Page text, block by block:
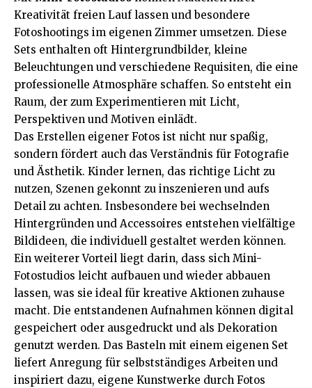
Kreativität freien Lauf lassen und besondere
Fotoshootings im eigenen Zimmer umsetzen. Diese
Sets enthalten oft Hintergrundbilder, kleine
Beleuchtungen und verschiedene Requisiten, die eine
professionelle Atmosphäre schaffen. So entsteht ein
Raum, der zum Experimentieren mit Licht,
Perspektiven und Motiven einlädt.
Das Erstellen eigener Fotos ist nicht nur spaßig,
sondern fördert auch das Verständnis für Fotografie
und Ästhetik. Kinder lernen, das richtige Licht zu
nutzen, Szenen gekonnt zu inszenieren und aufs
Detail zu achten. Insbesondere bei wechselnden
Hintergründen und Accessoires entstehen vielfältige
Bildideen, die individuell gestaltet werden können.
Ein weiterer Vorteil liegt darin, dass sich Mini-
Fotostudios leicht aufbauen und wieder abbauen
lassen, was sie ideal für kreative Aktionen zuhause
macht. Die entstandenen Aufnahmen können digital
gespeichert oder ausgedruckt und als Dekoration
genutzt werden. Das Basteln mit einem eigenen Set
liefert Anregung für selbstständiges Arbeiten und
inspiriert dazu, eigene Kunstwerke durch Fotos